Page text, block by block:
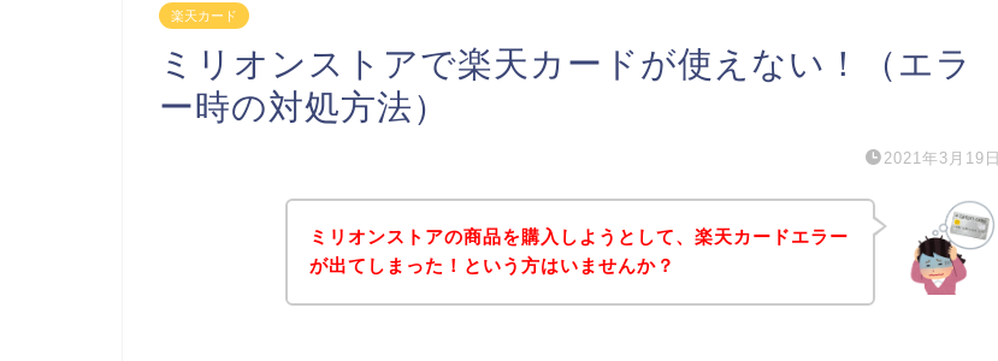
楽天カード
ミリオンストアで楽天カードが使えない！（エラ
ー時の対処方法）
2021年3月19日
ミリオンストアの商品を購入しようとして、楽天カードエラー
が出てしまった！という方はいませんか？